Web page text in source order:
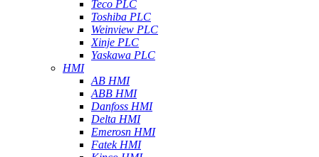
Teco PLC
Toshiba PLC
Weinview PLC
Xinje PLC
Yaskawa PLC
HMI
AB HMI
ABB HMI
Danfoss HMI
Delta HMI
Emerosn HMI
Fatek HMI